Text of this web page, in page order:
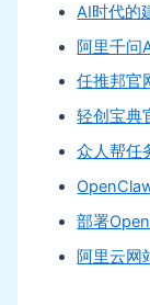
AI时代的
阿里千问
任推邦官
轻创宝典
众人帮任
部署
阿里云网